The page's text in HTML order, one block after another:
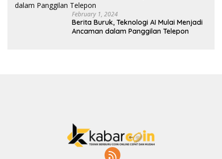
February 1, 2024
Berita Buruk, Teknologi AI Mulai Menjadi
Ancaman dalam Panggilan Telepon